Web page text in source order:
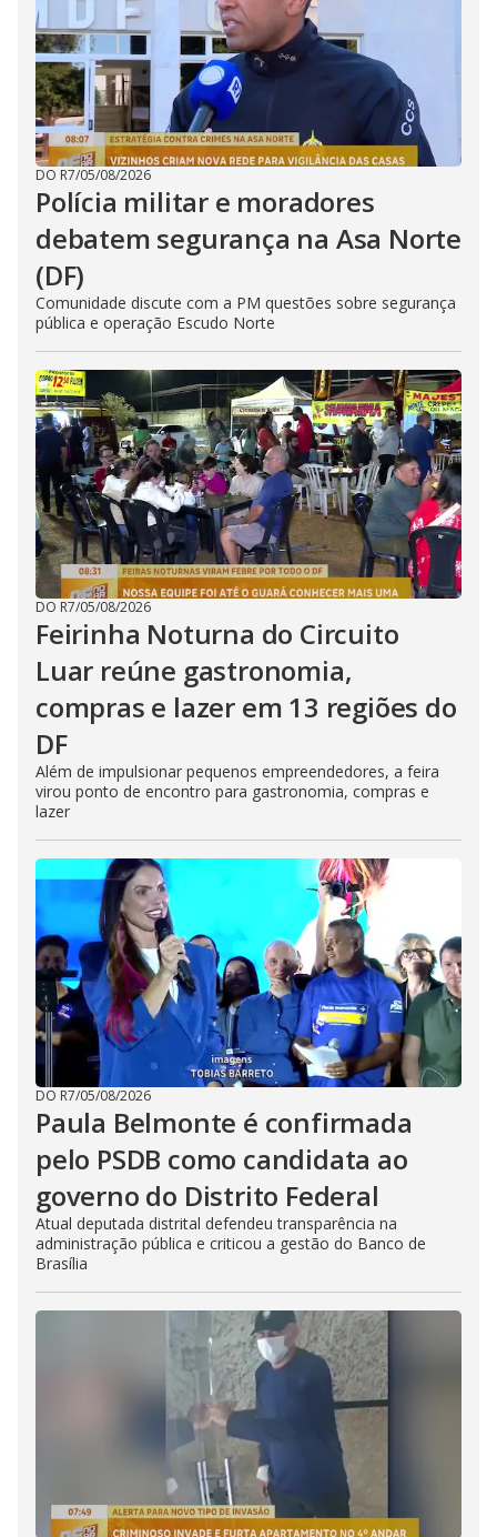
DO R7/05/08/2026
Polícia militar e moradores
debatem segurança na Asa Norte
(DF)
Comunidade discute com a PM questões sobre segurança
pública e operação Escudo Norte
DO R7/05/08/2026
Feirinha Noturna do Circuito
Luar reúne gastronomia,
compras e lazer em 13 regiões do
DF
Além de impulsionar pequenos empreendedores, a feira
virou ponto de encontro para gastronomia, compras e
lazer
DO R7/05/08/2026
Paula Belmonte é confirmada
pelo PSDB como candidata ao
governo do Distrito Federal
Atual deputada distrital defendeu transparência na
administração pública e criticou a gestão do Banco de
Brasília